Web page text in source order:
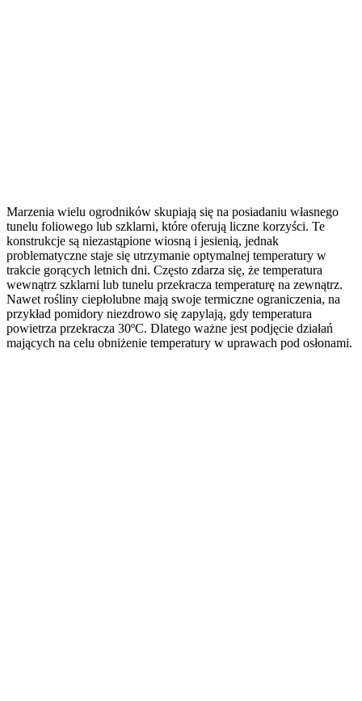
Marzenia wielu ogrodników skupiają się na posiadaniu własnego
tunelu foliowego lub szklarni, które oferują liczne korzyści. Te
konstrukcje są niezastąpione wiosną i jesienią, jednak
problematyczne staje się utrzymanie optymalnej temperatury w
trakcie gorących letnich dni. Często zdarza się, że temperatura
wewnątrz szklarni lub tunelu przekracza temperaturę na zewnątrz.
Nawet rośliny ciepłolubne mają swoje termiczne ograniczenia, na
przykład pomidory niezdrowo się zapylają, gdy temperatura
powietrza przekracza 30ºC. Dlatego ważne jest podjęcie działań
mających na celu obniżenie temperatury w uprawach pod osłonami.